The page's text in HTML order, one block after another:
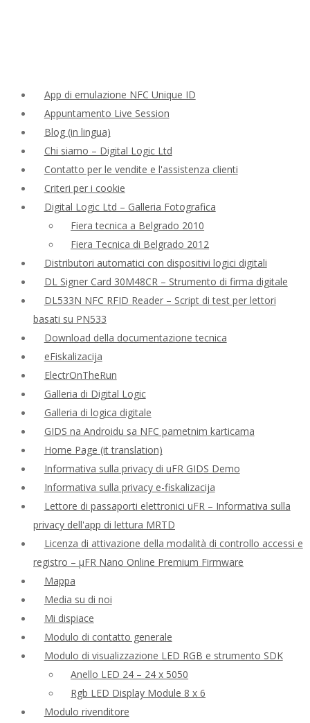
App di emulazione NFC Unique ID
Appuntamento Live Session
Blog (in lingua)
Chi siamo – Digital Logic Ltd
Contatto per le vendite e l'assistenza clienti
Criteri per i cookie
Digital Logic Ltd – Galleria Fotografica
Fiera tecnica a Belgrado 2010
Fiera Tecnica di Belgrado 2012
Distributori automatici con dispositivi logici digitali
DL Signer Card 30M48CR – Strumento di firma digitale
DL533N NFC RFID Reader – Script di test per lettori
basati su PN533
Download della documentazione tecnica
eFiskalizacija
ElectrOnTheRun
Galleria di Digital Logic
Galleria di logica digitale
GIDS na Androidu sa NFC pametnim karticama
Home Page (it translation)
Informativa sulla privacy di uFR GIDS Demo
Informativa sulla privacy e-fiskalizacija
Lettore di passaporti elettronici uFR – Informativa sulla
privacy dell'app di lettura MRTD
Licenza di attivazione della modalità di controllo accessi e
registro – μFR Nano Online Premium Firmware
Mappa
Media su di noi
Mi dispiace
Modulo di contatto generale
Modulo di visualizzazione LED RGB e strumento SDK
Anello LED 24 – 24 x 5050
Rgb LED Display Module 8 x 6
Modulo rivenditore